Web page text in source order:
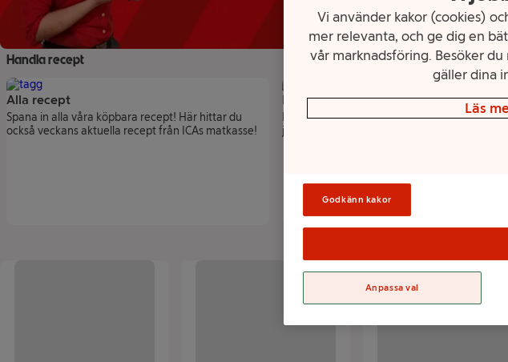
Handla recept
Alla recept
Spana in alla våra köpbara recept! Här hittar du
också veckans aktuella recept från ICAs matkasse!
Recept till kräftskivan
Kolla in våra bästa tillbehör till kräftskivan,
ju tillbehören som gör det!
Vi använder kakor (cookies)
mer relevanta, och ge dig en
vår marknadsföring. Besöker
gäller dina
Läs
Godkänn kakor
Anpassa val